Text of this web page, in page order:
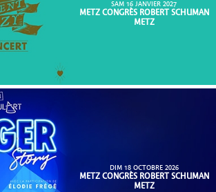
SAM 16 JANVIER 2027
METZ CONGRÈS ROBERT SCHUMAN
METZ
DIM 18 OCTOBRE 2026
METZ CONGRÈS ROBERT SCHUMAN
METZ